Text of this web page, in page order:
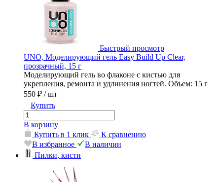
Быстрый просмотр
UNO, Моделирующий гель Easy Build Up Clear,
прозрачный, 15 г
Моделирующий гель во флаконе с кистью для
укрепления, ремонта и удлинения ногтей. Объем: 15 г
550 ₽ / шт
Купить
В корзину
Купить в 1 клик
К сравнению
В избранное
В наличии
Пилки, кисти